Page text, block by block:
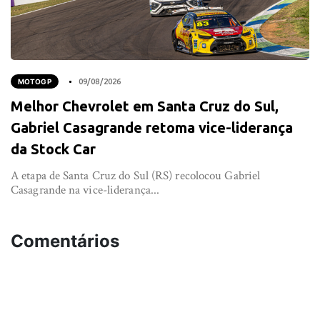
MOTOGP 09/08/2026
Melhor Chevrolet em Santa Cruz do Sul,
Gabriel Casagrande retoma vice-liderança
da Stock Car
A etapa de Santa Cruz do Sul (RS) recolocou Gabriel
Casagrande na vice-liderança...
Comentários